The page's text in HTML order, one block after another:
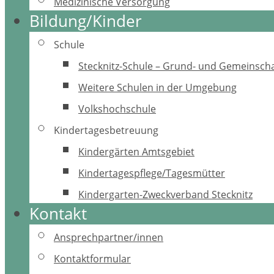
Bildung/Kinder
Schule
Stecknitz-Schule – Grund- und
Weitere Schulen in der Umgebung
Volkshochschule
Kindertagesbetreuung
Kindergärten Amtsgebiet
Kindertagespflege/Tagesmütter
Kindergarten-Zweckverband Stecknitz
Kontakt
Ansprechpartner/innen
Kontaktformular